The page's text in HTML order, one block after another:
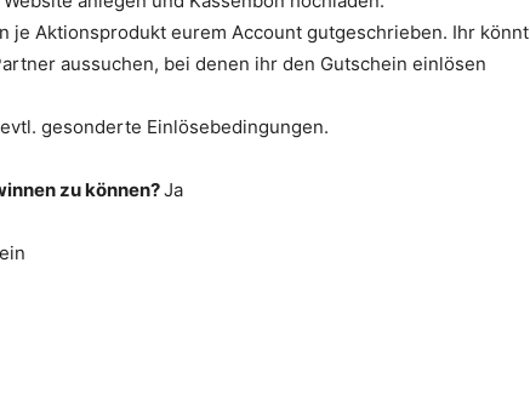
je Aktionsprodukt eurem Account gutgeschrieben. Ihr könnt
aussuchen, bei denen ihr den Gutschein einlösen
gesonderte Einlösebedingungen.
zu können?Ja